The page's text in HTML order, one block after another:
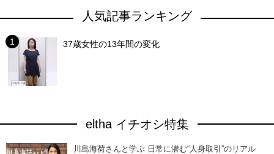
人気記事ランキング
37歳女性の13年間の変化
eltha イチオシ特集
川島海荷さんと学ぶ 日常に潜む“人身取引”のリアル